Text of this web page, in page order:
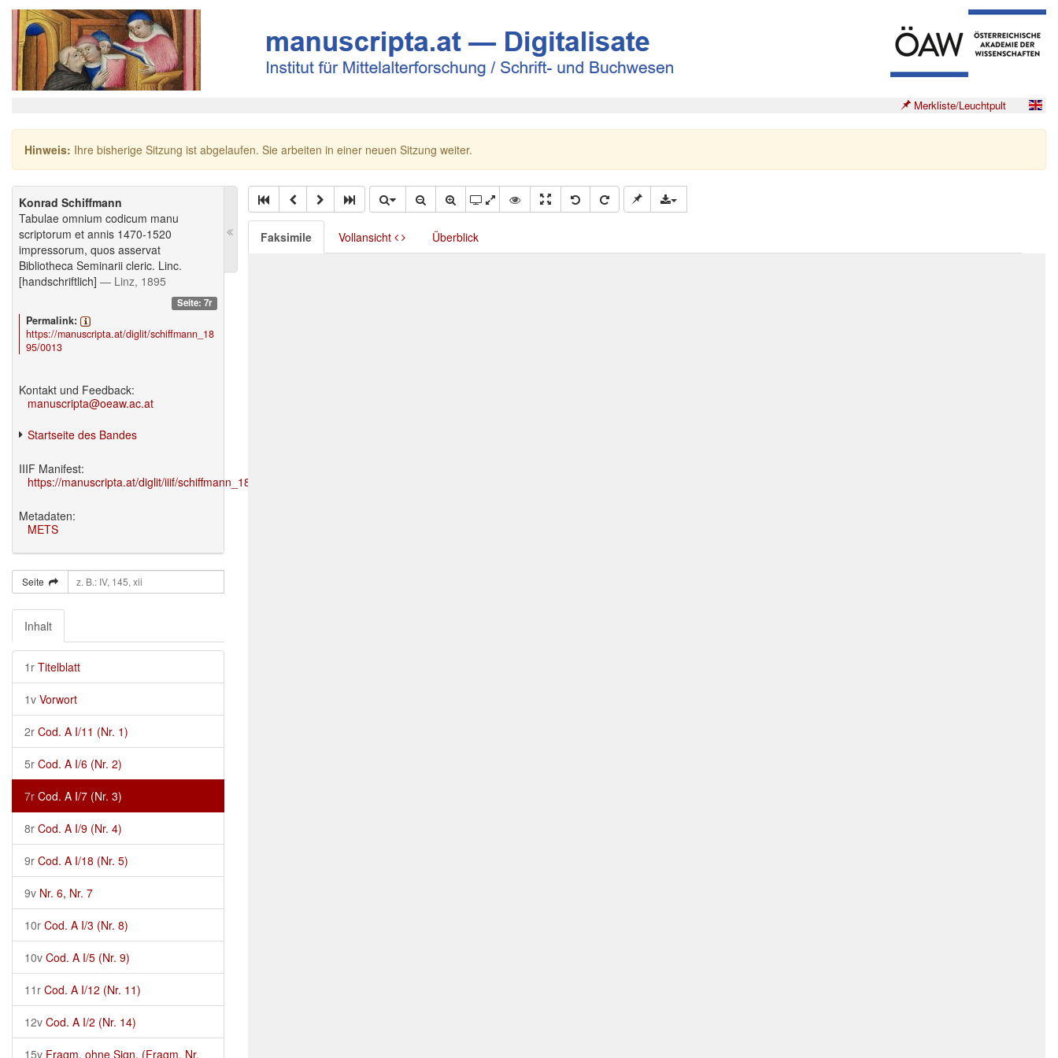
Merkliste/Leuchtpult
Hinweis: Ihre bisherige Sitzung ist abgelaufen. Sie arbeiten in einer neuen Sitzung weiter.
Konrad Schiffmann
Tabulae omnium codicum manu
scriptorum et annis 1470-1520
impressorum, quos asservat
Bibliotheca Seminarii cleric. Linc.
[handschriftlich] — Linz, 1895
Seite: 7r
Permalink:
https://manuscripta.at/diglit/schiffmann_18
95/0013
Kontakt und Feedback:
manuscripta@oeaw.ac.at
Startseite des Bandes
IIIF Manifest:
https://manuscripta.at/diglit/iiif/schiffmann_1895/manifest.json
Metadaten:
METS
Seite
Inhalt
1r Titelblatt
1v Vorwort
2r Cod. A I/11 (Nr. 1)
5r Cod. A I/6 (Nr. 2)
7r Cod. A I/7 (Nr. 3)
8r Cod. A I/9 (Nr. 4)
9r Cod. A I/18 (Nr. 5)
9v Nr. 6, Nr. 7
10r Cod. A I/3 (Nr. 8)
10v Cod. A I/5 (Nr. 9)
11r Cod. A I/12 (Nr. 11)
12v Cod. A I/2 (Nr. 14)
15v Fragm. ohne Sign. (Fragm. Nr.
Faksimile Vollansicht Überblick